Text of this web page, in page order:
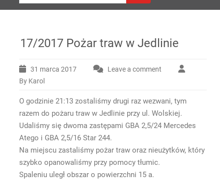
17/2017 Pożar traw w Jedlinie
31 marca 2017
Leave a comment
By Karol
O godzinie 21:13 zostaliśmy drugi raz wezwani, tym
razem do pożaru traw w Jedlinie przy ul. Wolskiej.
Udaliśmy się dwoma zastępami GBA 2,5/24 Mercedes
Atego i GBA 2,5/16 Star 244.
Na miejscu zastaliśmy pożar traw oraz nieużytków, który
szybko opanowaliśmy przy pomocy tłumic.
Spaleniu uległ obszar o powierzchni 15 a.